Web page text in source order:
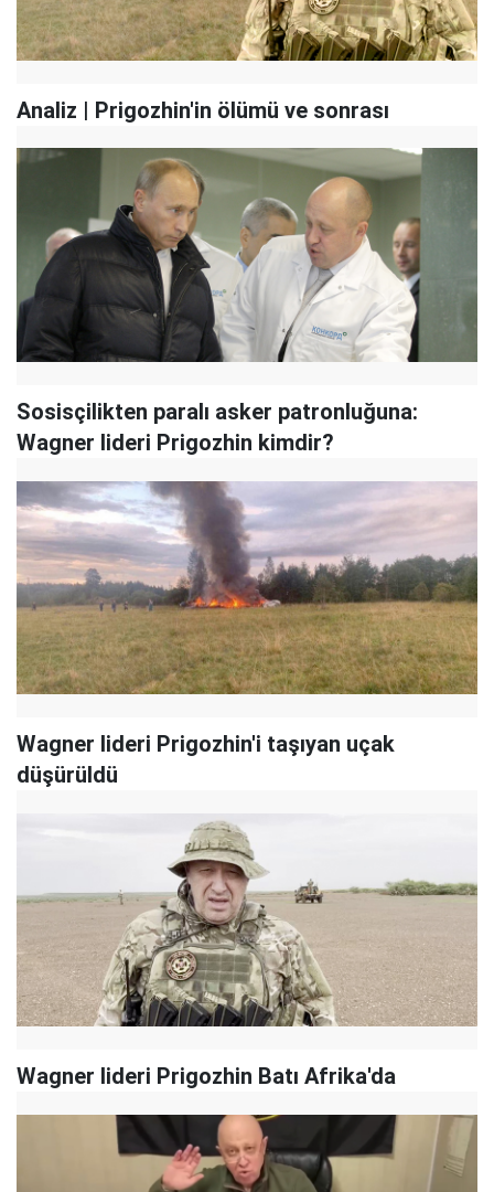
Analiz | Prigozhin'in ölümü ve sonrası
Sosisçilikten paralı asker patronluğuna:
Wagner lideri Prigozhin kimdir?
Wagner lideri Prigozhin'i taşıyan uçak
düşürüldü
Wagner lideri Prigozhin Batı Afrika'da